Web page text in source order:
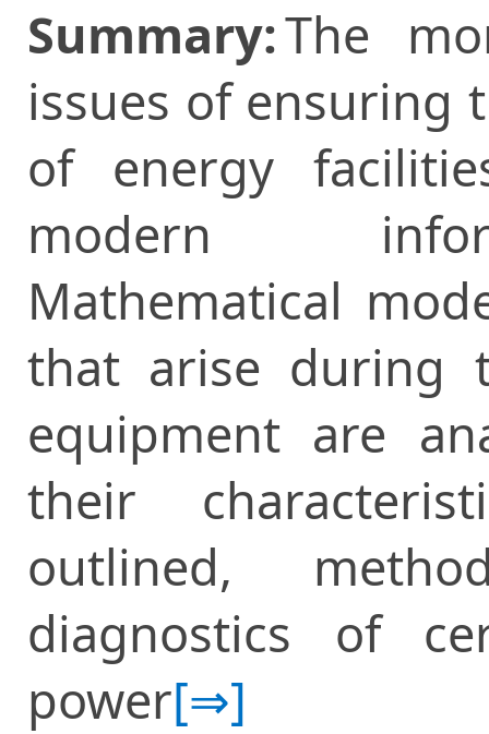
Summary:The
issues of ensuring
of energy
modern
Mathematical
that arise during
equipment are
their
outlined,
diagnostics of
power[⇒]